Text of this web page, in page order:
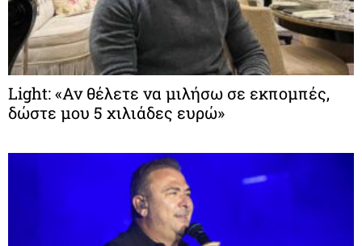
Light: «Αν θέλετε να μιλήσω σε εκπομπές,
δώστε μου 5 χιλιάδες ευρώ»